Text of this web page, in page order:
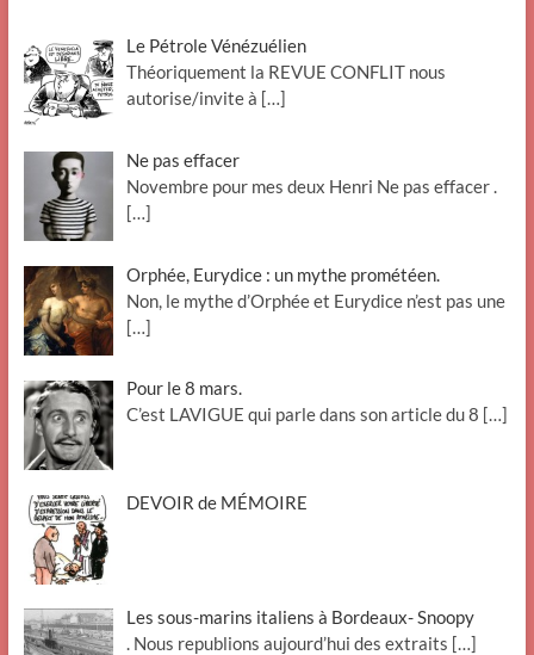
Le Pétrole Vénézuélien
Théoriquement la REVUE CONFLIT nous
autorise/invite à […]
Ne pas effacer
Novembre pour mes deux Henri Ne pas effacer .
[…]
Orphée, Eurydice : un mythe prométéen.
Non, le mythe d’Orphée et Eurydice n’est pas une
[…]
Pour le 8 mars.
C’est LAVIGUE qui parle dans son article du 8 […]
DEVOIR de MÉMOIRE
Les sous-marins italiens à Bordeaux- Snoopy
. Nous republions aujourd’hui des extraits […]